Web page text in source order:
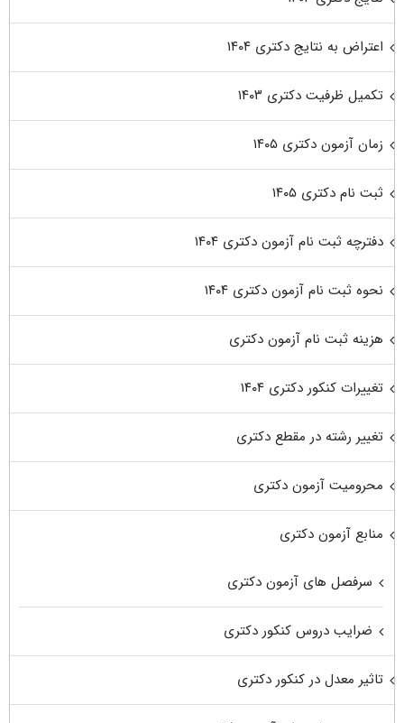
اعتراض به نتایج دکتری ۱۴۰۴
تکمیل ظرفیت دکتری ۱۴۰۳
زمان آزمون دکتری ۱۴۰۵
ثبت نام دکتری ۱۴۰۵
دفترچه ثبت نام آزمون دکتری ۱۴۰۴
نحوه ثبت نام آزمون دکتری ۱۴۰۴
هزینه ثبت نام آزمون دکتری
تغییرات کنکور دکتری ۱۴۰۴
تغییر رشته در مقطع دکتری
محرومیت آزمون دکتری
منابع آزمون دکتری
سرفصل های آزمون دکتری
ضرایب دروس کنکور دکتری
تاثیر معدل در کنکور دکتری